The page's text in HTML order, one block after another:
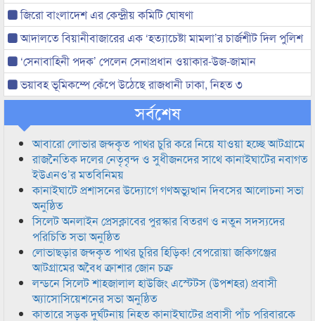
জিরো বাংলাদেশ এর কেন্দ্রীয় কমিটি ঘোষণা
আদালতে বিয়ানীবাজারের এক ‘হত্যাচেষ্টা মামলা’র চার্জশীট দিল পুলিশ
‘সেনাবাহিনী পদক’ পেলেন সেনাপ্রধান ওয়াকার-উজ-জামান
ভয়াবহ ভূমিকম্পে কেঁপে উঠেছে রাজধানী ঢাকা, নিহত ৩
সর্বশেষ
আবারো লোভার জব্দকৃত পাথর চুরি করে নিয়ে যাওয়া হচ্ছে আটগ্রামে
রাজনৈতিক দলের নেতৃবৃন্দ ও সুধীজনদের সাথে কানাইঘাটের নবাগত
ইউএনও’র মতবিনিময়
কানাইঘাটে প্রশাসনের উদ্যোগে গণঅভ্যুত্থান দিবসের আলোচনা সভা
অনুষ্ঠিত
সিলেট অনলাইন প্রেসক্লাবের পুরস্কার বিতরণ ও নতুন সদস্যদের
পরিচিতি সভা অনুষ্ঠিত
লোভাছড়ার জব্দকৃত পাথর চুরির হিড়িক! বেপরোয়া জকিগঞ্জের
আটগ্রামের অবৈধ ক্রাশার জোন চক্র
লন্ডনে সিলেট শাহজালাল হাউজিং এস্টেটস (উপশহর) প্রবাসী
অ্যাসোসিয়েশনের সভা অনুষ্ঠিত
কাতারে সড়ক দুর্ঘটনায় নিহত কানাইঘাটের প্রবাসী পাঁচ পরিবারকে